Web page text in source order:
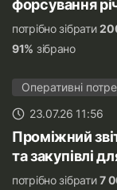
форсування
потрібно зібрати
91% зібрано
Оперативні
23.07.26 11:56
Проміжний
та закупівлі
потрібно зібрати7